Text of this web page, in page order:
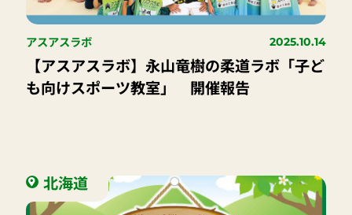
アスアスラボ 2025.10.14
【アスアスラボ】永山竜樹の柔道ラボ「子ど
も向けスポーツ教室」 開催報告
北海道